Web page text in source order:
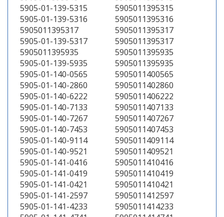
5905-01-139-5315
5905011395315
5905-01-139-5316
5905011395316
5905011395317
5905011395317
5905-01-139-5317
5905011395317
5905011395935
5905011395935
5905-01-139-5935
5905011395935
5905-01-140-0565
5905011400565
5905-01-140-2860
5905011402860
5905-01-140-6222
5905011406222
5905-01-140-7133
5905011407133
5905-01-140-7267
5905011407267
5905-01-140-7453
5905011407453
5905-01-140-9114
5905011409114
5905-01-140-9521
5905011409521
5905-01-141-0416
5905011410416
5905-01-141-0419
5905011410419
5905-01-141-0421
5905011410421
5905-01-141-2597
5905011412597
5905-01-141-4233
5905011414233